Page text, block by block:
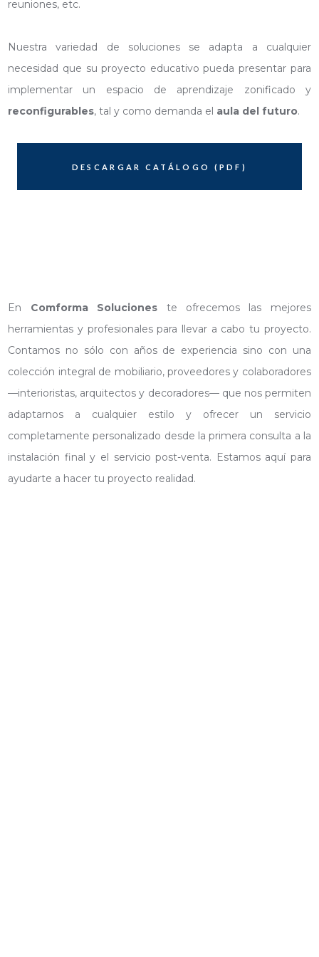
reuniones, etc.
Nuestra variedad de soluciones se adapta a cualquier
necesidad que su proyecto educativo pueda presentar para
implementar un espacio de aprendizaje zonificado y
reconfigurables, tal y como demanda el aula del futuro.
DESCARGAR CATÁLOGO (PDF)
En Comforma Soluciones te ofrecemos las mejores
herramientas y profesionales para llevar a cabo tu proyecto.
Contamos no sólo con años de experiencia sino con una
colección integral de mobiliario, proveedores y colaboradores
—interioristas, arquitectos y decoradores— que nos permiten
adaptarnos a cualquier estilo y ofrecer un servicio
completamente personalizado desde la primera consulta a la
instalación final y el servicio post-venta. Estamos aquí para
ayudarte a hacer tu proyecto realidad.